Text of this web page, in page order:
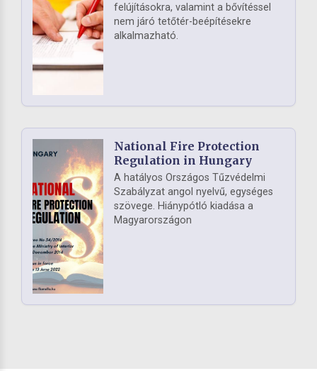
felújításokra, valamint a bővítéssel
nem járó tetőtér-beépítésekre
alkalmazható.
National Fire Protection
Regulation in Hungary
A hatályos Országos Tűzvédelmi
Szabályzat angol nyelvű, egységes
szövege. Hiánypótló kiadása a
Magyarországon